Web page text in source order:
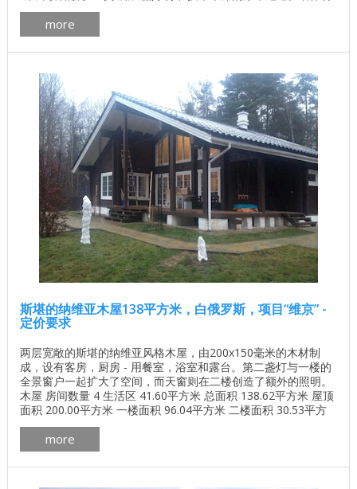
料的体积为61.18m³。 木屋 房间数量 五 生活区 97.3平方米 总面
积 203.5平方米 一楼面积 95.17平方米 二楼面积 108.34平方米
屋顶面积 224.76平方米 楼层数 2 ...
more
斯堪的纳维亚木屋138平方米，白俄罗斯，项目“维京” -
定价要求
两层宽敞的斯堪的纳维亚风格木屋，由200x150毫米的木材制
成，设有客房，厨房 - 用餐室，浴室和露台。第二盏灯与一楼的
全景窗户一起扩大了空间，而天窗则在二楼创造了额外的照明。
木屋 房间数量 4 生活区 41.60平方米 总面积 138.62平方米 屋顶
面积 200.00平方米 一楼面积 96.04平方米 二楼面积 30.53平方
米 墙体材料的体积 66立方米 一套墙壁材料，其他选项也是可能
的。 异型棒200x150mm，技术干燥 为了实施这个项目，"ASC
...
more